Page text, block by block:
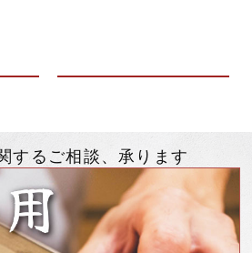
するご相談、承ります